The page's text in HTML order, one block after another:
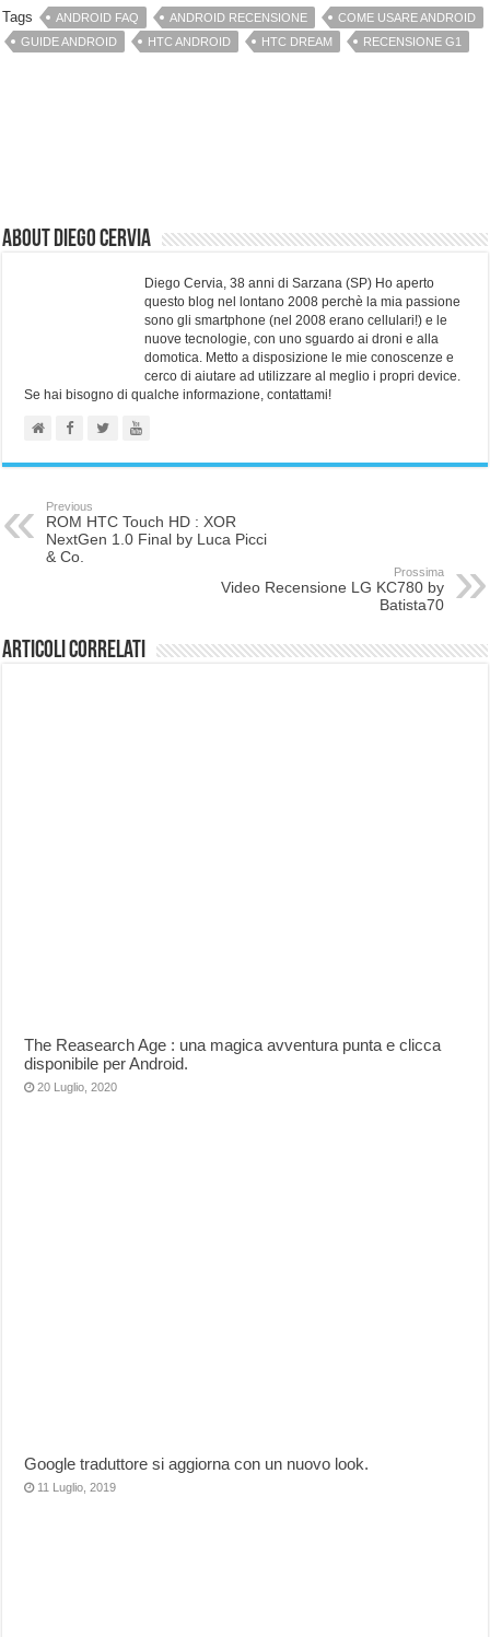
Tags ANDROID FAQ ANDROID RECENSIONE
COME USARE ANDROID
GUIDE ANDROID
HTC ANDROID HTC DREAM RECENSIONE G1
About Diego Cervia
Diego Cervia, 38 anni di Sarzana (SP) Ho aperto
questo blog nel lontano 2008 perchè la mia passione
sono gli smartphone (nel 2008 erano cellulari!) e le
nuove tecnologie, con uno sguardo ai droni e alla
domotica. Metto a disposizione le mie conoscenze e
cerco di aiutare ad utilizzare al meglio i propri device.
Se hai bisogno di qualche informazione, contattami!
Previous
ROM HTC Touch HD : XOR
NextGen 1.0 Final by Luca Picci
& Co.
Prossima
Video Recensione LG KC780 by
Batista70
Articoli correlati
The Reasearch Age : una magica avventura punta e clicca
disponibile per Android.
20 Luglio, 2020
Google traduttore si aggiorna con un nuovo look.
11 Luglio, 2019